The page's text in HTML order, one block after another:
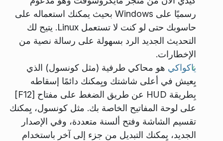
رسميًا على Windows بحيث يمكنك استعماله على
حاسوبك حتى لو كنت لا تستعمل Linux. يتيح لك
التحديث الجديد الرد بسهولة على رسالة نصية من
الإخطارات.
ياكواكي هو محاكي طرفية (مثل كونسول) الذي
يِعيش في أعلى شاشتك ويِمكنك دائمًا إسقاطه
بِطريقة HUD عن طريق الضغط على مفتاح [F12]
على لوحة المفاتيح الخاصة بك. مثل كونسول، يِمكنك
تقسيم الشاشة وفتح ألسنة متعددة، وفي الإصدار
الجديد، يِمكنك التبديل من جزء إلى آخر باستخدام